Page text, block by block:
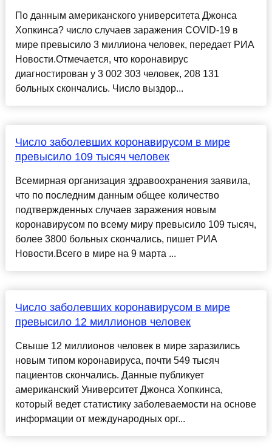
По данным американского университета Джонса
Хопкинса? число случаев заражения COVID-19 в
мире превысило 3 миллиона человек, передает РИА
Новости.Отмечается, что коронавирус
диагностирован у 3 002 303 человек, 208 131
больных скончались. Число выздор...
Число заболевших коронавирусом в мире
превысило 109 тысяч человек
Всемирная организация здравоохранения заявила,
что по последним данным общее количество
подтвержденных случаев заражения новым
коронавирусом по всему миру превысило 109 тысяч,
более 3800 больных скончались, пишет РИА
Новости.Всего в мире на 9 марта ...
Число заболевших коронавирусом в мире
превысило 12 миллионов человек
Свыше 12 миллионов человек в мире заразились
новым типом коронавируса, почти 549 тысяч
пациентов скончались. Данные публикует
американский Университет Джонса Хопкинса,
который ведет статистику заболеваемости на основе
информации от международных орг...